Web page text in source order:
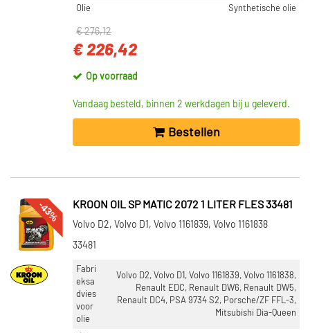
VOORRAAD
Olie Synthetische olie
€ 276,12
€ 226,42
Op voorraad
Vandaag besteld, binnen 2 werkdagen bij u geleverd.
Bestellen
-43% KROON OIL SP MATIC 2072 1 LITER FLES 33481
Volvo D2, Volvo D1, Volvo 1161839, Volvo 1161838
33481
Fabri
eksa
dvies
voor
olie
Volvo D2, Volvo D1, Volvo 1161839, Volvo 1161838,
Renault EDC, Renault DW6, Renault DW5,
Renault DC4, PSA 9734 S2, Porsche/ZF FFL-3,
Mitsubishi Dia-Queen